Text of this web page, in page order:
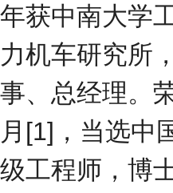
年获中南大学
力机车研究所
事、总经理。
月[1]，当选中
级工程师，博